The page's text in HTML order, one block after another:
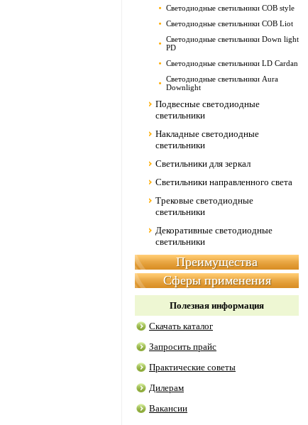
Светодиодные светильники COB style
Светодиодные светильники COB Liot
Светодиодные светильники Down light
PD
Светодиодные светильники LD Cardan
Светодиодные светильники Aura
Downlight
Подвесные светодиодные
светильники
Накладные светодиодные
светильники
Светильники для зеркал
Светильники направленного света
Трековые светодиодные
светильники
Декоративные светодиодные
светильники
Преимущества
Сферы применения
Полезная информация
Скачать каталог
Запросить прайс
Практические советы
Дилерам
Вакансии